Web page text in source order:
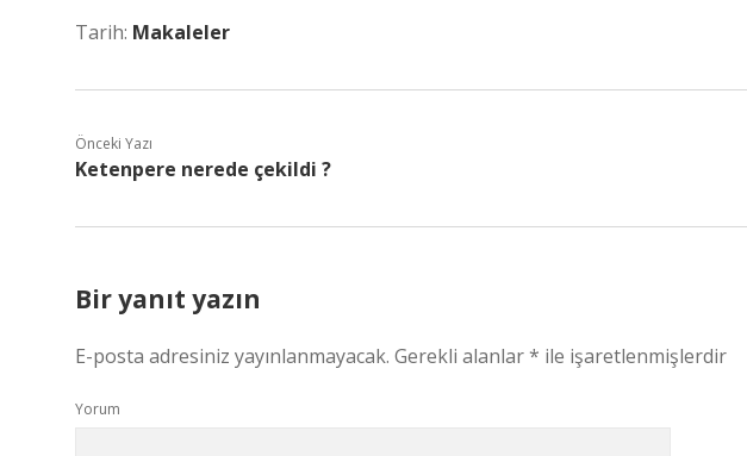
Tarih: Makaleler
Önceki Yazı
Ketenpere nerede çekildi ?
Bir yanıt yazın
E-posta adresiniz yayınlanmayacak. Gerekli alanlar* ile işaretlenmişlerdir
Yorum